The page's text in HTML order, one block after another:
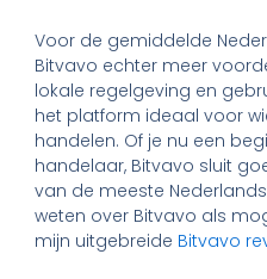
Voor de gemiddelde
Bitvavo echter meer
lokale regelgeving en
het platform ideaal voor
handelen. Of je nu een
handelaar, Bitvavo sluit
van de meeste
weten over Bitvavo als
mijn uitgebreide Bitvavo